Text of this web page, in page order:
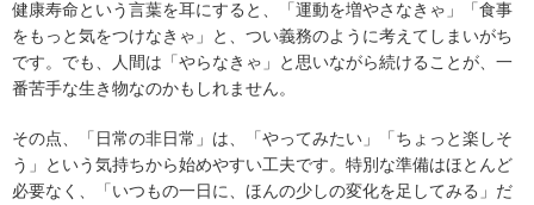
健康寿命という言葉を耳にすると、「運動を増やさなきゃ」「食事
をもっと気をつけなきゃ」と、つい義務のように考えてしまいがち
です。でも、人間は「やらなきゃ」と思いながら続けることが、一
番苦手な生き物なのかもしれません。
その点、「日常の非日常」は、「やってみたい」「ちょっと楽しそ
う」という気持ちから始めやすい工夫です。特別な準備はほとんど
必要なく、「いつもの一日に、ほんの少しの変化を足してみる」だ